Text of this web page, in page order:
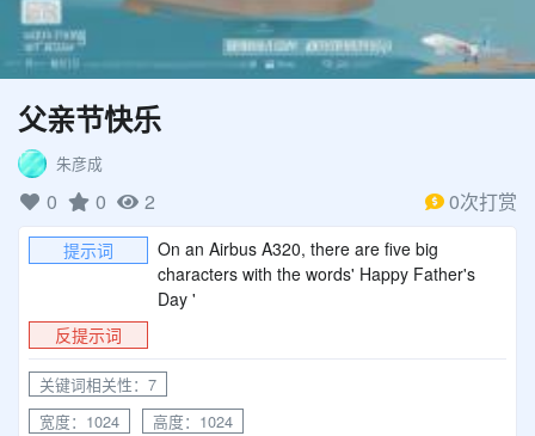
父亲节快乐
朱彦成
0 0 2 0次打赏
提示词
On an Airbus A320, there are five big
characters with the words' Happy Father's
Day '
反提示词
关键词相关性：7
宽度：1024
高度：1024